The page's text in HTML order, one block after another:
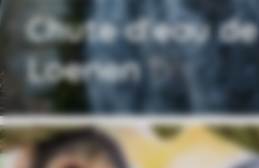
Chute d'eau de
Loenen